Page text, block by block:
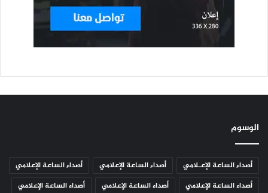
الوسوم
أصداء الساعة الإعـلامي أصداء الساعة الإعلامي
أصداء الساعة الإعلامي
أصداء الساعة الإعلامي
أصداء الساعة الإعلامي أصداء الساعة الإعلامي